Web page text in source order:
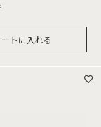
トに入れる